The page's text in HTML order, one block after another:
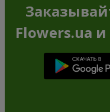
Flowers.ua